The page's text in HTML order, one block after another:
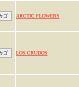
ARCTIC FLOWERS
LOS CRUDOS